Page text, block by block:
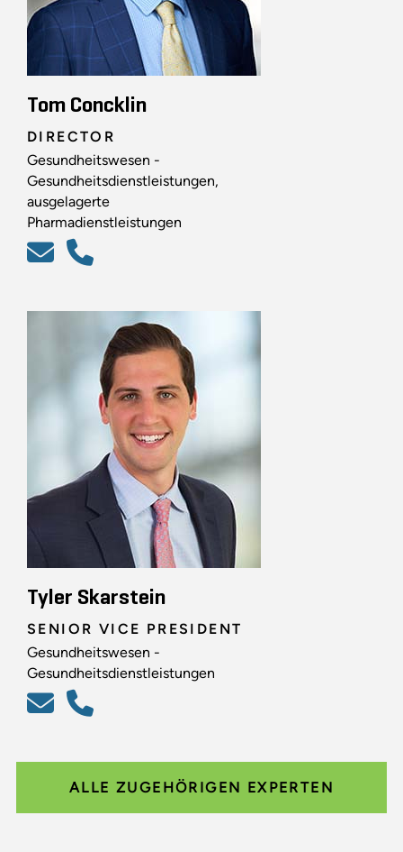
Tom Concklin
DIRECTOR
Gesundheitswesen -
Gesundheitsdienstleistungen,
ausgelagerte
Pharmadienstleistungen
Tyler Skarstein
SENIOR VICE PRESIDENT
Gesundheitswesen -
Gesundheitsdienstleistungen
ALLE ZUGEHÖRIGEN EXPERTEN